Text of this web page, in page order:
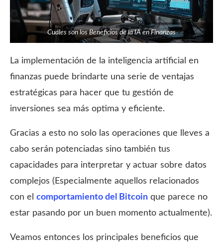
Cuáles son los Beneficios de la IA en Finanzas
La implementación de la inteligencia artificial en
finanzas puede brindarte una serie de ventajas
estratégicas para hacer que tu gestión de
inversiones sea más optima y eficiente.
Gracias a esto no solo las operaciones que lleves a
cabo serán potenciadas sino también tus
capacidades para interpretar y actuar sobre datos
complejos (Especialmente aquellos relacionados
con el comportamiento del Bitcoin que parece no
estar pasando por un buen momento actualmente).
Veamos entonces los principales beneficios que